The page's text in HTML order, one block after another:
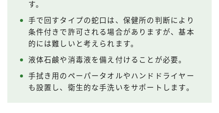
す。
手で回すタイプの蛇口は、保健所の判断により
条件付きで許可される場合がありますが、基本
的には難しいと考えられます。
液体石鹸や消毒液を備え付けることが必要。
手拭き用のペーパータオルやハンドドライヤー
も設置し、衛生的な手洗いをサポートします。